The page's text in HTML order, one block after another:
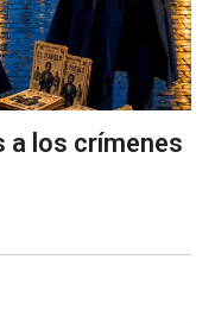
a los crímenes